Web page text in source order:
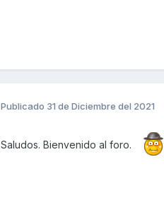
Publicado 31 de Diciembre del 2021
Saludos. Bienvenido al foro.